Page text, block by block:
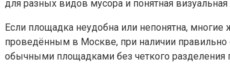
для разных видов мусора и понятная визуальная
Если площадка неудобна или непонятна,
проведённым в Москве, при наличии правильно
обычными площадками без четкого разделения